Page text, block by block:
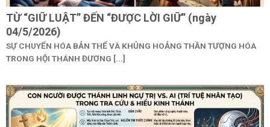
TỪ “GIỮ LUẬT” ĐẾN “ĐƯỢC LỜI GIỮ” (ngày
04/5/2026)
SỰ CHUYỂN HÓA BẢN THỂ VÀ KHỦNG HOẢNG THẦN TƯỢNG HÓA
TRONG HỘI THÁNH ĐƯƠNG [...]